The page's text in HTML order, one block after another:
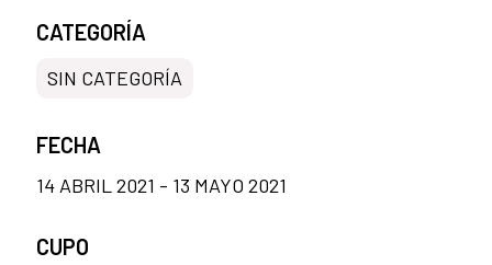
CATEGORÍA
SIN CATEGORÍA
FECHA
14 ABRIL 2021 - 13 MAYO 2021
CUPO